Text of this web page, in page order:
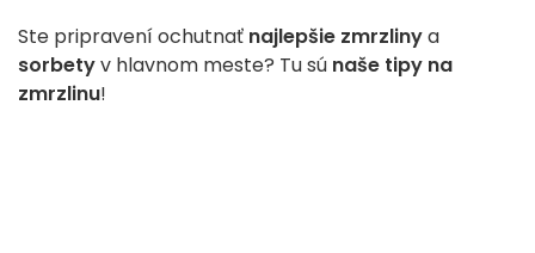
Ste pripravení ochutnať najlepšie zmrzlinya
sorbetyv hlavnom meste? Tu sú naše tipy na
zmrzlinu!